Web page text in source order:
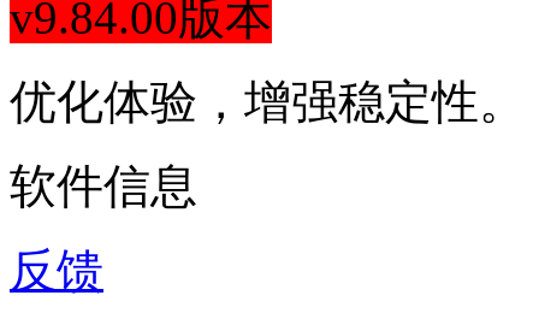
v9.84.00版本
优化体验，增强稳定性。
软件信息
反馈